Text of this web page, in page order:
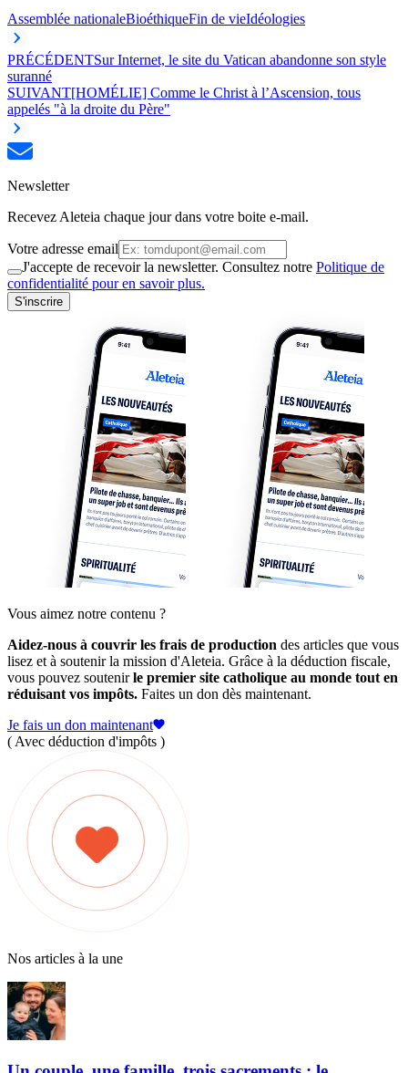
Assemblée nationaleBioéthiqueFin de vieIdéologies
PRÉCÉDENTSur Internet, le site du Vatican abandonne son style
suranné
SUIVANT[HOMÉLIE] Comme le Christ à l’Ascension, tous
appelés "à la droite du Père"
Newsletter
Recevez Aleteia chaque jour dans votre boite e-mail.
Votre adresse email
J'accepte de recevoir la newsletter. Consultez notre Politique de
confidentialité pour en savoir plus.
S'inscrire
Vous aimez notre contenu ?
Aidez-nous à couvrir les frais de production des articles que vous
lisez et à soutenir la mission d'Aleteia. Grâce à la déduction fiscale,
vous pouvez soutenirle premier site catholique au monde tout en
réduisant vos impôts. Faites un don dès maintenant.
Je fais un don maintenant
( Avec déduction d'impôts )
Nos articles à la une